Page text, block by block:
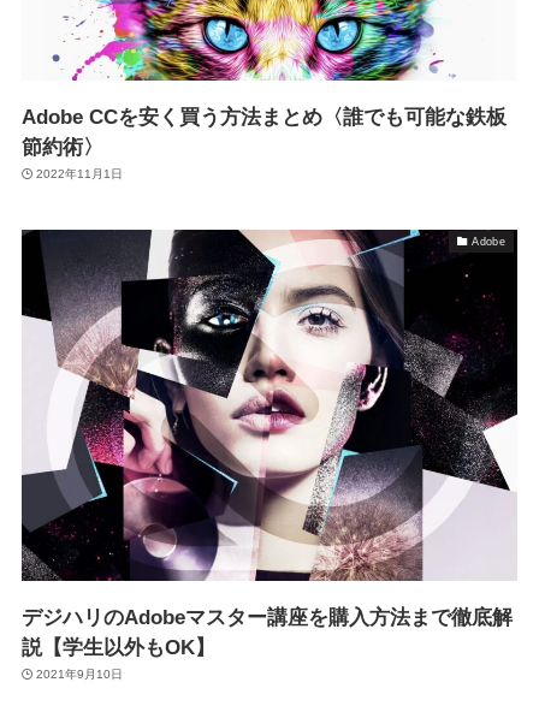
Adobe CCを安く買う方法まとめ〈誰でも可能な鉄板
節約術〉
2022年11月1日
Adobe
デジハリのAdobeマスター講座を購入方法まで徹底解
説【学生以外もOK】
2021年9月10日